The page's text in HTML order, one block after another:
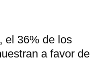
el 36% de los
a favor de